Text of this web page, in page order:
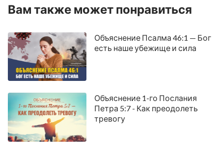
Вам также может понравиться
Объяснение Псалма 46:1 — Бог
есть наше убежище и сила
Объяснение 1-го Послания
Петра 5:7 - Как преодолеть
тревогу